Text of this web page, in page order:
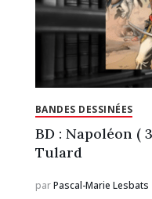
BANDES DESSINÉES
BD : Napoléon (
Tulard
parPascal-Marie Lesbats